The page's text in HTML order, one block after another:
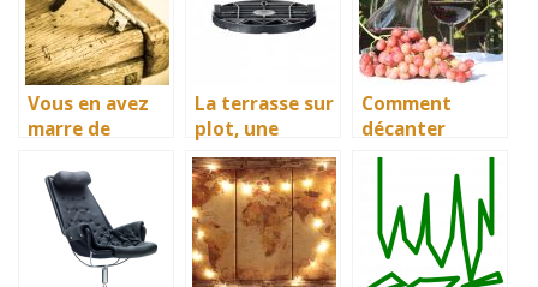
Vous en avez
marre de
clés?
La terrasse sur
plot, une
nouvelle forme
de terrasse
esthétique et à
moindre coût
Comment
décanter
facilement le